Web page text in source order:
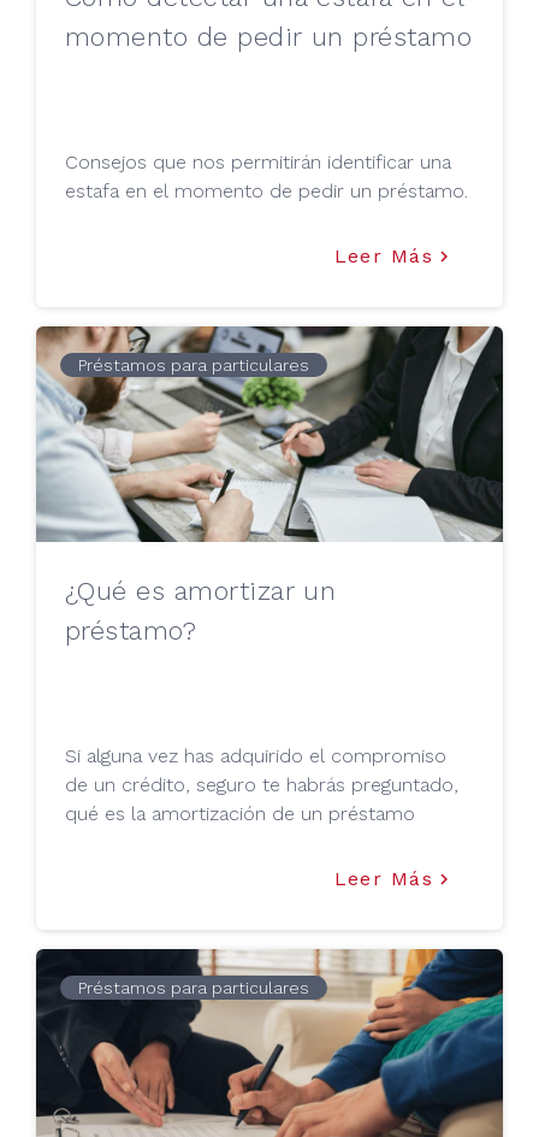
momento de pedir un préstamo
Consejos que nos permitirán identificar una
estafa en el momento de pedir un préstamo.
Leer Más keyboard_arrow_right
Préstamos para particulares
¿Qué es amortizar un
préstamo?
Si alguna vez has adquirido el compromiso
de un crédito, seguro te habrás preguntado,
qué es la amortización de un préstamo
Leer Más keyboard_arrow_right
Préstamos para particulares